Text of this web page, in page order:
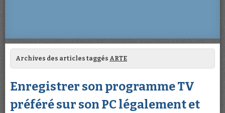
Archives des articles taggés ARTE
Enregistrer son programme TV
préféré sur son PC légalement et